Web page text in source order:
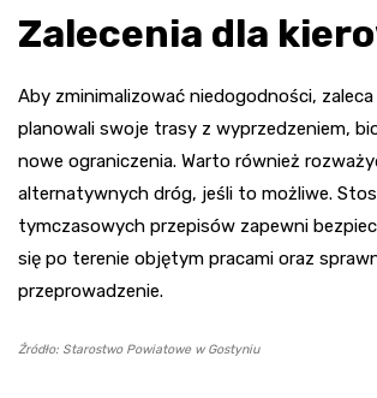
Zalecenia dla
Aby zminimalizować niedogodności,
planowali swoje trasy z wyprzedzeniem,
nowe ograniczenia. Warto również
alternatywnych dróg, jeśli to możliwe.
tymczasowych przepisów zapewni
się po terenie objętym pracami oraz
przeprowadzenie.
Źródło: Starostwo Powiatowe w Gostyniu